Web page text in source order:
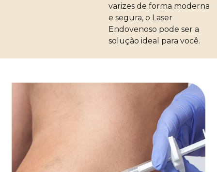
varizes de forma moderna
e segura, o Laser
Endovenoso pode ser a
solução ideal para você.